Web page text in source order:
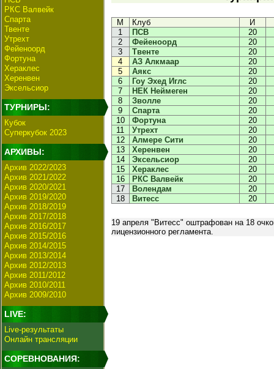
РКС Валвейк
Спарта
Твенте
Утрехт
Фейеноорд
Фортуна
Хераклес
Херенвен
Эксельсиор
ТУРНИРЫ:
Кубок
Суперкубок 2023
АРХИВЫ:
Архив 2022/2023
Архив 2021/2022
Архив 2020/2021
Архив 2019/2020
Архив 2018/2019
Архив 2017/2018
Архив 2016/2017
Архив 2015/2016
Архив 2014/2015
Архив 2013/2014
Архив 2012/2013
Архив 2011/2012
Архив 2010/2011
Архив 2009/2010
LIVE:
Live-результаты
Онлайн трансляции
СОРЕВНОВАНИЯ:
М Клуб
И
1
ПСВ
20
2
Фейеноорд
20
3
Твенте
20
4
АЗ Алкмаар
20
5
Аякс
20
6
Гоу Эхед Иглс
20
7
НЕК Неймеген
20
8
Зволле
20
9
Спарта
20
10
Фортуна
20
11
Утрехт
20
12
Алмере Сити
20
13
Херенвен
20
14
Эксельсиор
20
15
Хераклес
20
16
РКС Валвейк
20
17
Волендам
20
18
Витесс 20
19 апреля "Витесс" оштрафован на 18
лицензионного регламента.